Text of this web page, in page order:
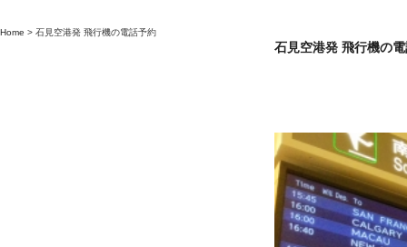
Home > 石見空港発 飛行機の電話予約
石見空港発 飛行機の